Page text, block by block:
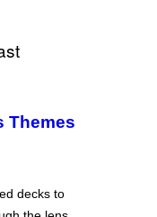
Themes
decks to